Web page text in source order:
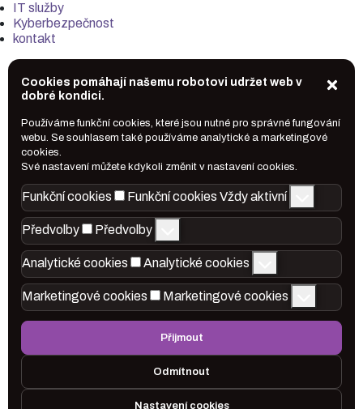
IT služby
Kyberbezpečnost
kontakt
Cookies pomáhají našemu robotovi udržet web v
dobré kondici.
Používáme funkční cookies, které jsou nutné pro správné fungování
webu. Se souhlasem také používáme analytické a marketingové
cookies.
Své nastavení můžete kdykoli změnit v nastavení cookies.
Funkční cookies Funkční cookies Vždy aktivní
Předvolby Předvolby
Analytické cookies Analytické cookies
Marketingové cookies Marketingové cookies
Přijmout
Odmítnout
Nastavení cookies